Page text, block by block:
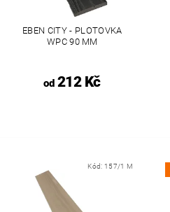
EBEN CITY - PLOTOVKA
WPC 90 MM
od212 Kč
Kód: 157/1 M